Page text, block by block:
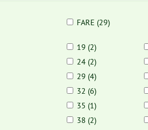
FARE (29)
19 (2)
24 (2)
29 (4)
32 (6)
35 (1)
38 (2)